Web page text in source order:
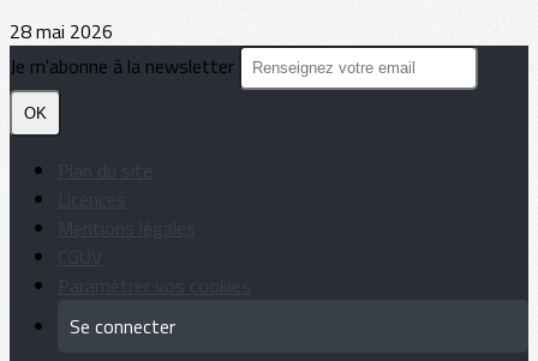
28 mai 2026
Je m'abonne à la newsletter
OK
Se connecter